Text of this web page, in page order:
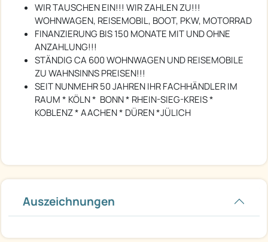
WIR TAUSCHEN EIN!!! WIR ZAHLEN ZU!!!
WOHNWAGEN, REISEMOBIL, BOOT, PKW, MOTORRAD
FINANZIERUNG BIS 150 MONATE MIT UND OHNE
ANZAHLUNG!!!
STÄNDIG CA 600 WOHNWAGEN UND REISEMOBILE
ZU WAHNSINNS PREISEN!!!
SEIT NUNMEHR 50 JAHREN IHR FACHHÄNDLER IM
RAUM * KÖLN * BONN * RHEIN-SIEG-KREIS *
KOBLENZ * AACHEN * DÜREN *JÜLICH
Auszeichnungen